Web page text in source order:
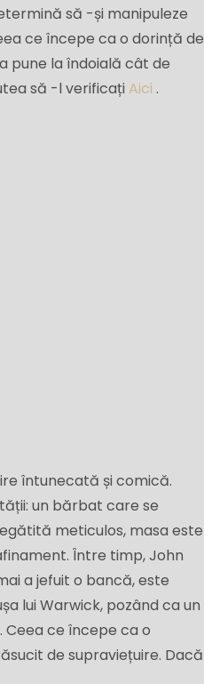
să -și manipuleze
ce începe ca o dorință de
pune la îndoială cât de
să -l verificați Aici .
întunecată și comică.
un bărbat care se
meticulos, masa este
Între timp, John
a jefuit o bancă, este
lui Warwick, pozând ca un
ce începe ca o
de supraviețuire. Dacă